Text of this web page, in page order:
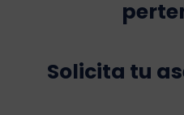
Solicita tu